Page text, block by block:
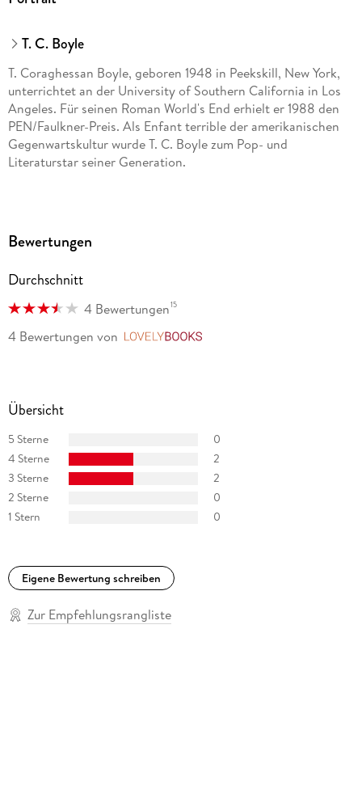
T. C. Boyle
T. Coraghessan Boyle, geboren 1948 in Peekskill, New York,
unterrichtet an der University of Southern California in Los
Angeles. Für seinen Roman World's End erhielt er 1988 den
PEN/Faulkner-Preis. Als Enfant terrible der amerikanischen
Gegenwartskultur wurde T. C. Boyle zum Pop- und
Literaturstar seiner Generation.
Bewertungen
Durchschnitt
4 Bewertungen15
4 Bewertungen von
Übersicht
5 Sterne
0
4 Sterne
2
3 Sterne
2
2 Sterne
0
1 Stern
0
Eigene Bewertung schreiben
Zur Empfehlungsrangliste